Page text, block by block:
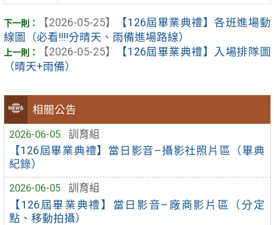
相關公告
2026-06-05
訓育組
【126屆畢業典禮】當日影音–攝影社照片區（畢典
紀錄）
2026-06-05
訓育組
【126屆畢業典禮】當日影音–廠商影片區（分定
點、移動拍攝）
【2026-05-25】
【126屆畢業典禮】各班進場動
線圖（必看!!!!分晴天、雨備進場路線）
【2026-05-25】
【126屆畢業典禮】入場排隊圖
（晴天+雨備）